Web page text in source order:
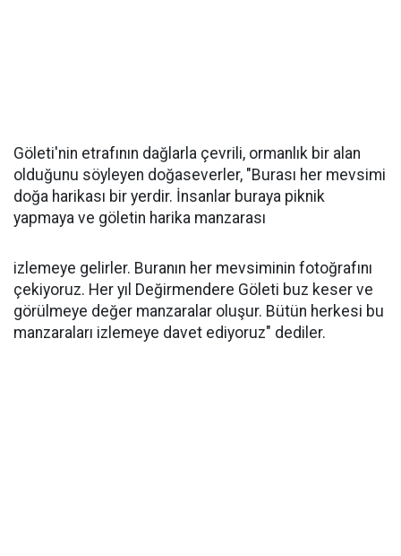
Göleti'nin etrafının dağlarla çevrili, ormanlık bir alan
olduğunu söyleyen doğaseverler, "Burası her mevsimi
doğa harikası bir yerdir. İnsanlar buraya piknik
yapmaya ve göletin harika manzarası
izlemeye gelirler. Buranın her mevsiminin fotoğrafını
çekiyoruz. Her yıl Değirmendere Göleti buz keser ve
görülmeye değer manzaralar oluşur. Bütün herkesi bu
manzaraları izlemeye davet ediyoruz" dediler.